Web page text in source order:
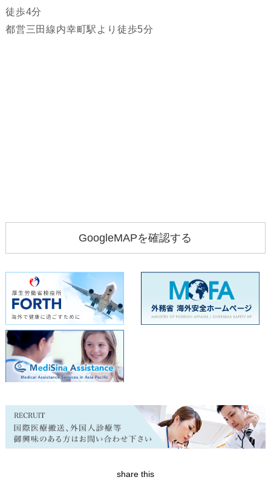
徒歩4分
都営三田線内幸町駅より徒歩5分
GoogleMAPを確認する
share this